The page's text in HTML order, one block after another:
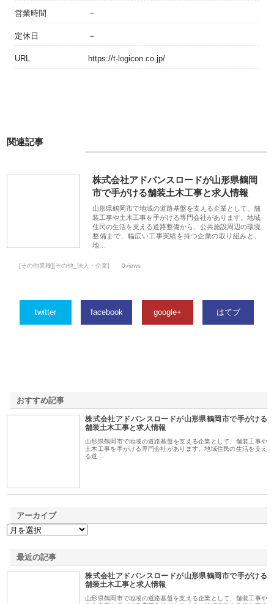
営業時間 －
定休日 －
URL https://t-logicon.co.jp/
関連記事
株式会社アドバンスロードが山形県鶴岡
市で手がける舗装土木工事と求人情報
山形県鶴岡市で地域の道路基盤を支える企業として、舗
装工事や土木工事を手がける専門会社があります。地域
住民の生活を支える道路整備から、公共施設周辺の環境
整備まで、幅広い工事実績を持つ企業の取り組みと、
地…
[その他業種][その他_法人・企業] 0views
twitter facebook google+ はてブ
おすすめ記事
株式会社アドバンスロードが山形県鶴岡市で手がける
舗装土木工事と求人情報
山形県鶴岡市で地域の道路基盤を支える企業として、舗装工事や
土木工事を手がける専門会社があります。地域住民の生活を支え
る道…
アーカイブ
最近の記事
株式会社アドバンスロードが山形県鶴岡市で手がける
舗装土木工事と求人情報
山形県鶴岡市で地域の道路基盤を支える企業として、舗装工事や